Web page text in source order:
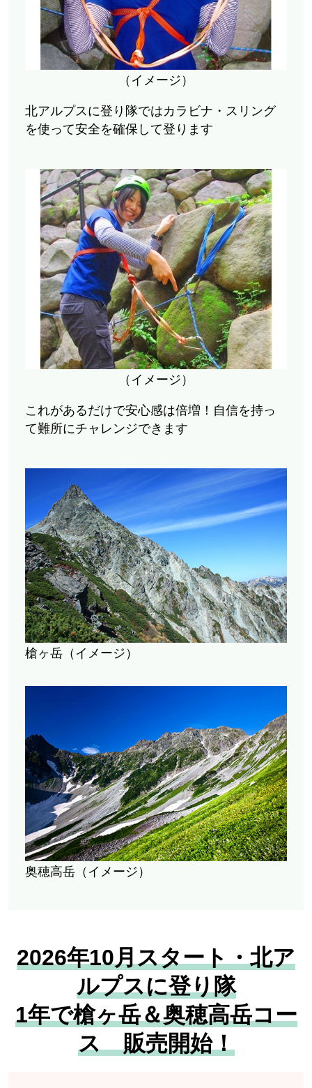
（イメージ）
北アルプスに登り隊ではカラビナ・スリング
を使って安全を確保して登ります
（イメージ）
これがあるだけで安心感は倍増！自信を持っ
て難所にチャレンジできます
槍ヶ岳（イメージ）
奥穂高岳（イメージ）
2026年10月スタート・北ア
ルプスに登り隊
1年で槍ヶ岳＆奥穂高岳コー
ス 販売開始！